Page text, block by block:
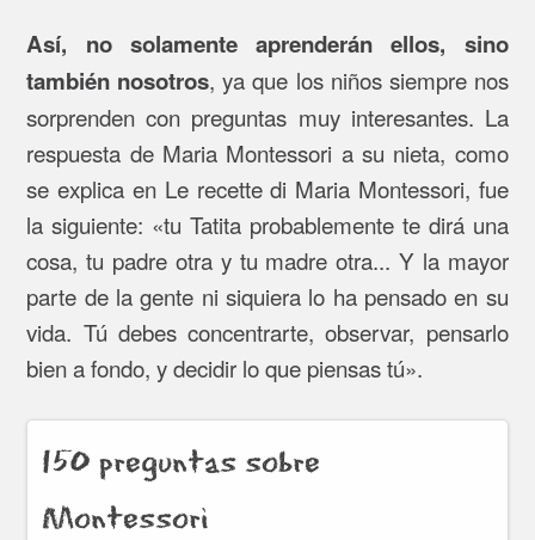
Así, no solamente aprenderán ellos, sino
también nosotros, ya que los niños siempre nos
sorprenden con preguntas muy interesantes. La
respuesta de Maria Montessori a su nieta, como
se explica en Le recette di Maria Montessori, fue
la siguiente: «tu Tatita probablemente te dirá una
cosa, tu padre otra y tu madre otra... Y la mayor
parte de la gente ni siquiera lo ha pensado en su
vida. Tú debes concentrarte, observar, pensarlo
bien a fondo, y decidir lo que piensas tú».
150 preguntas sobre
Montessori